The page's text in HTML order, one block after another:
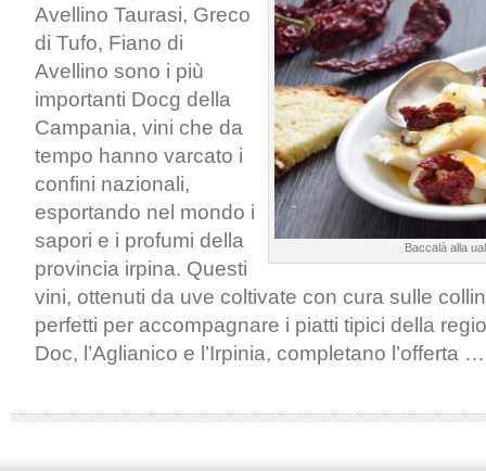
Baccalà alla
Avellino Taurasi, Greco
di Tufo, Fiano di
Avellino sono i più
importanti Docg della
Campania, vini che da
tempo hanno varcato i
confini nazionali,
esportando nel mondo i
sapori e i profumi della
provincia irpina. Questi
vini, ottenuti da uve coltivate con cura sulle
perfetti per accompagnare i piatti tipici della
Doc, l’Aglianico e l’Irpinia, completano l’offerta